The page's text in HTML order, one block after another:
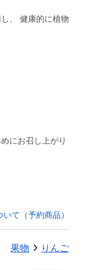
、 健康的に植物
にお召し上がり
て（予約商品）
果物 りんご